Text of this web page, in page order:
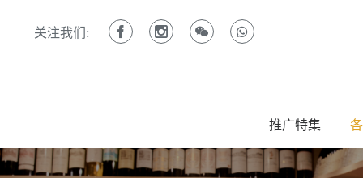
关注我们:
推广特集